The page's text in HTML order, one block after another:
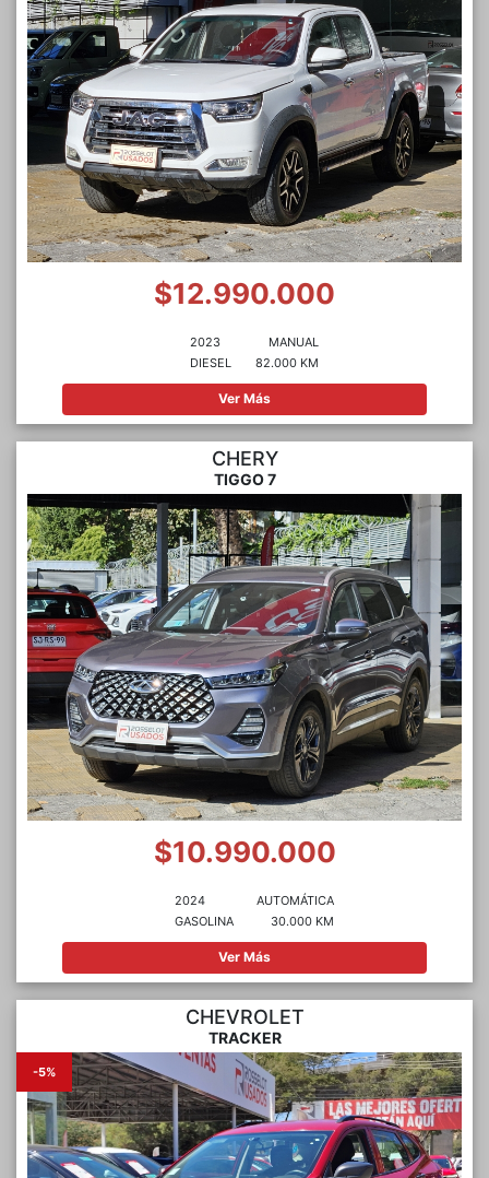
$12.990.000
2023
DIESEL
MANUAL
82.000 KM
Ver Más
CHERY
TIGGO 7
$10.990.000
2024
GASOLINA
AUTOMÁTICA
30.000 KM
Ver Más
CHEVROLET
TRACKER
-5%